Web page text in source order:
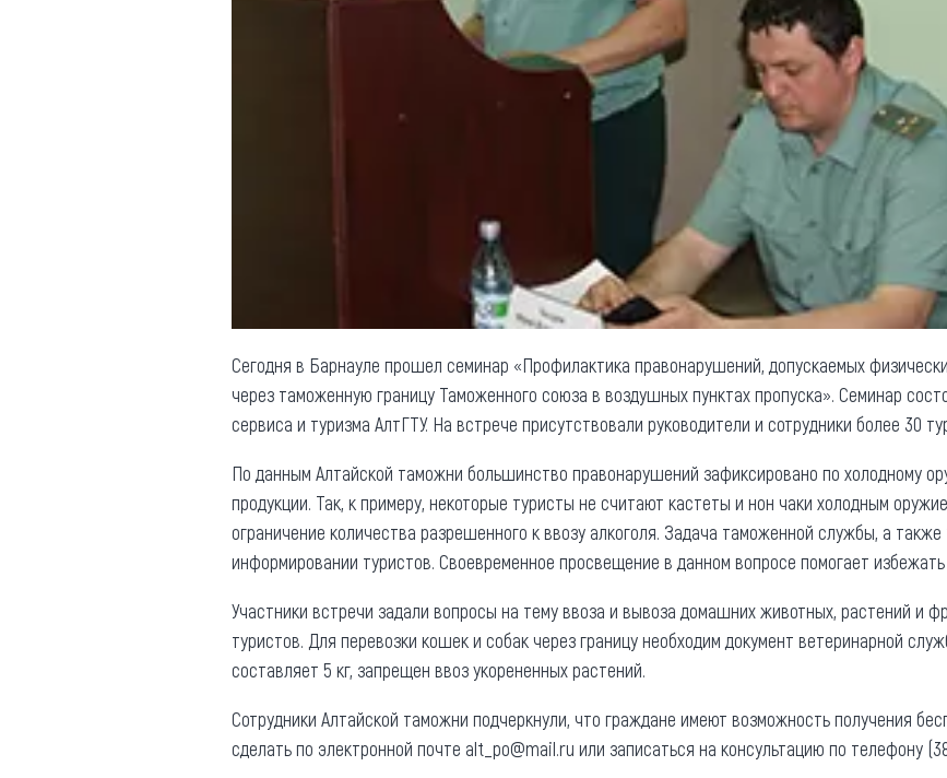
Сегодня в Барнауле прошел семинар «Профилактика правонарушений, допускаемых
через таможенную границу Таможенного союза в воздушных пунктах пропуска». Семинар
сервиса и туризма АлтГТУ. На встрече присутствовали руководители и сотрудники более 30
По данным Алтайской таможни большинство правонарушений зафиксировано по холодному
продукции. Так, к примеру, некоторые туристы не считают кастеты и нон чаки холодным
ограничение количества разрешенного к ввозу алкоголя. Задача таможенной службы, а
информировании туристов. Своевременное просвещение в данном вопросе помогает
Участники встречи задали вопросы на тему ввоза и вывоза домашних животных, растений и
туристов. Для перевозки кошек и собак через границу необходим документ ветеринарной
составляет 5 кг, запрещен ввоз укорененных растений.
Сотрудники Алтайской таможни подчеркнули, что граждане имеют возможность получения
сделать по электронной почте alt_po@mail.ru или записаться на консультацию по телефону